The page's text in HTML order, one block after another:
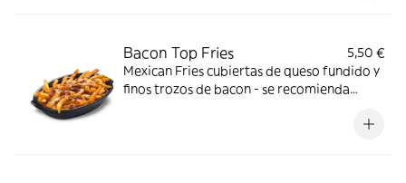
Bacon Top Fries
5,50 €
Mexican Fries cubiertas de queso fundido y
finos trozos de bacon - se recomienda